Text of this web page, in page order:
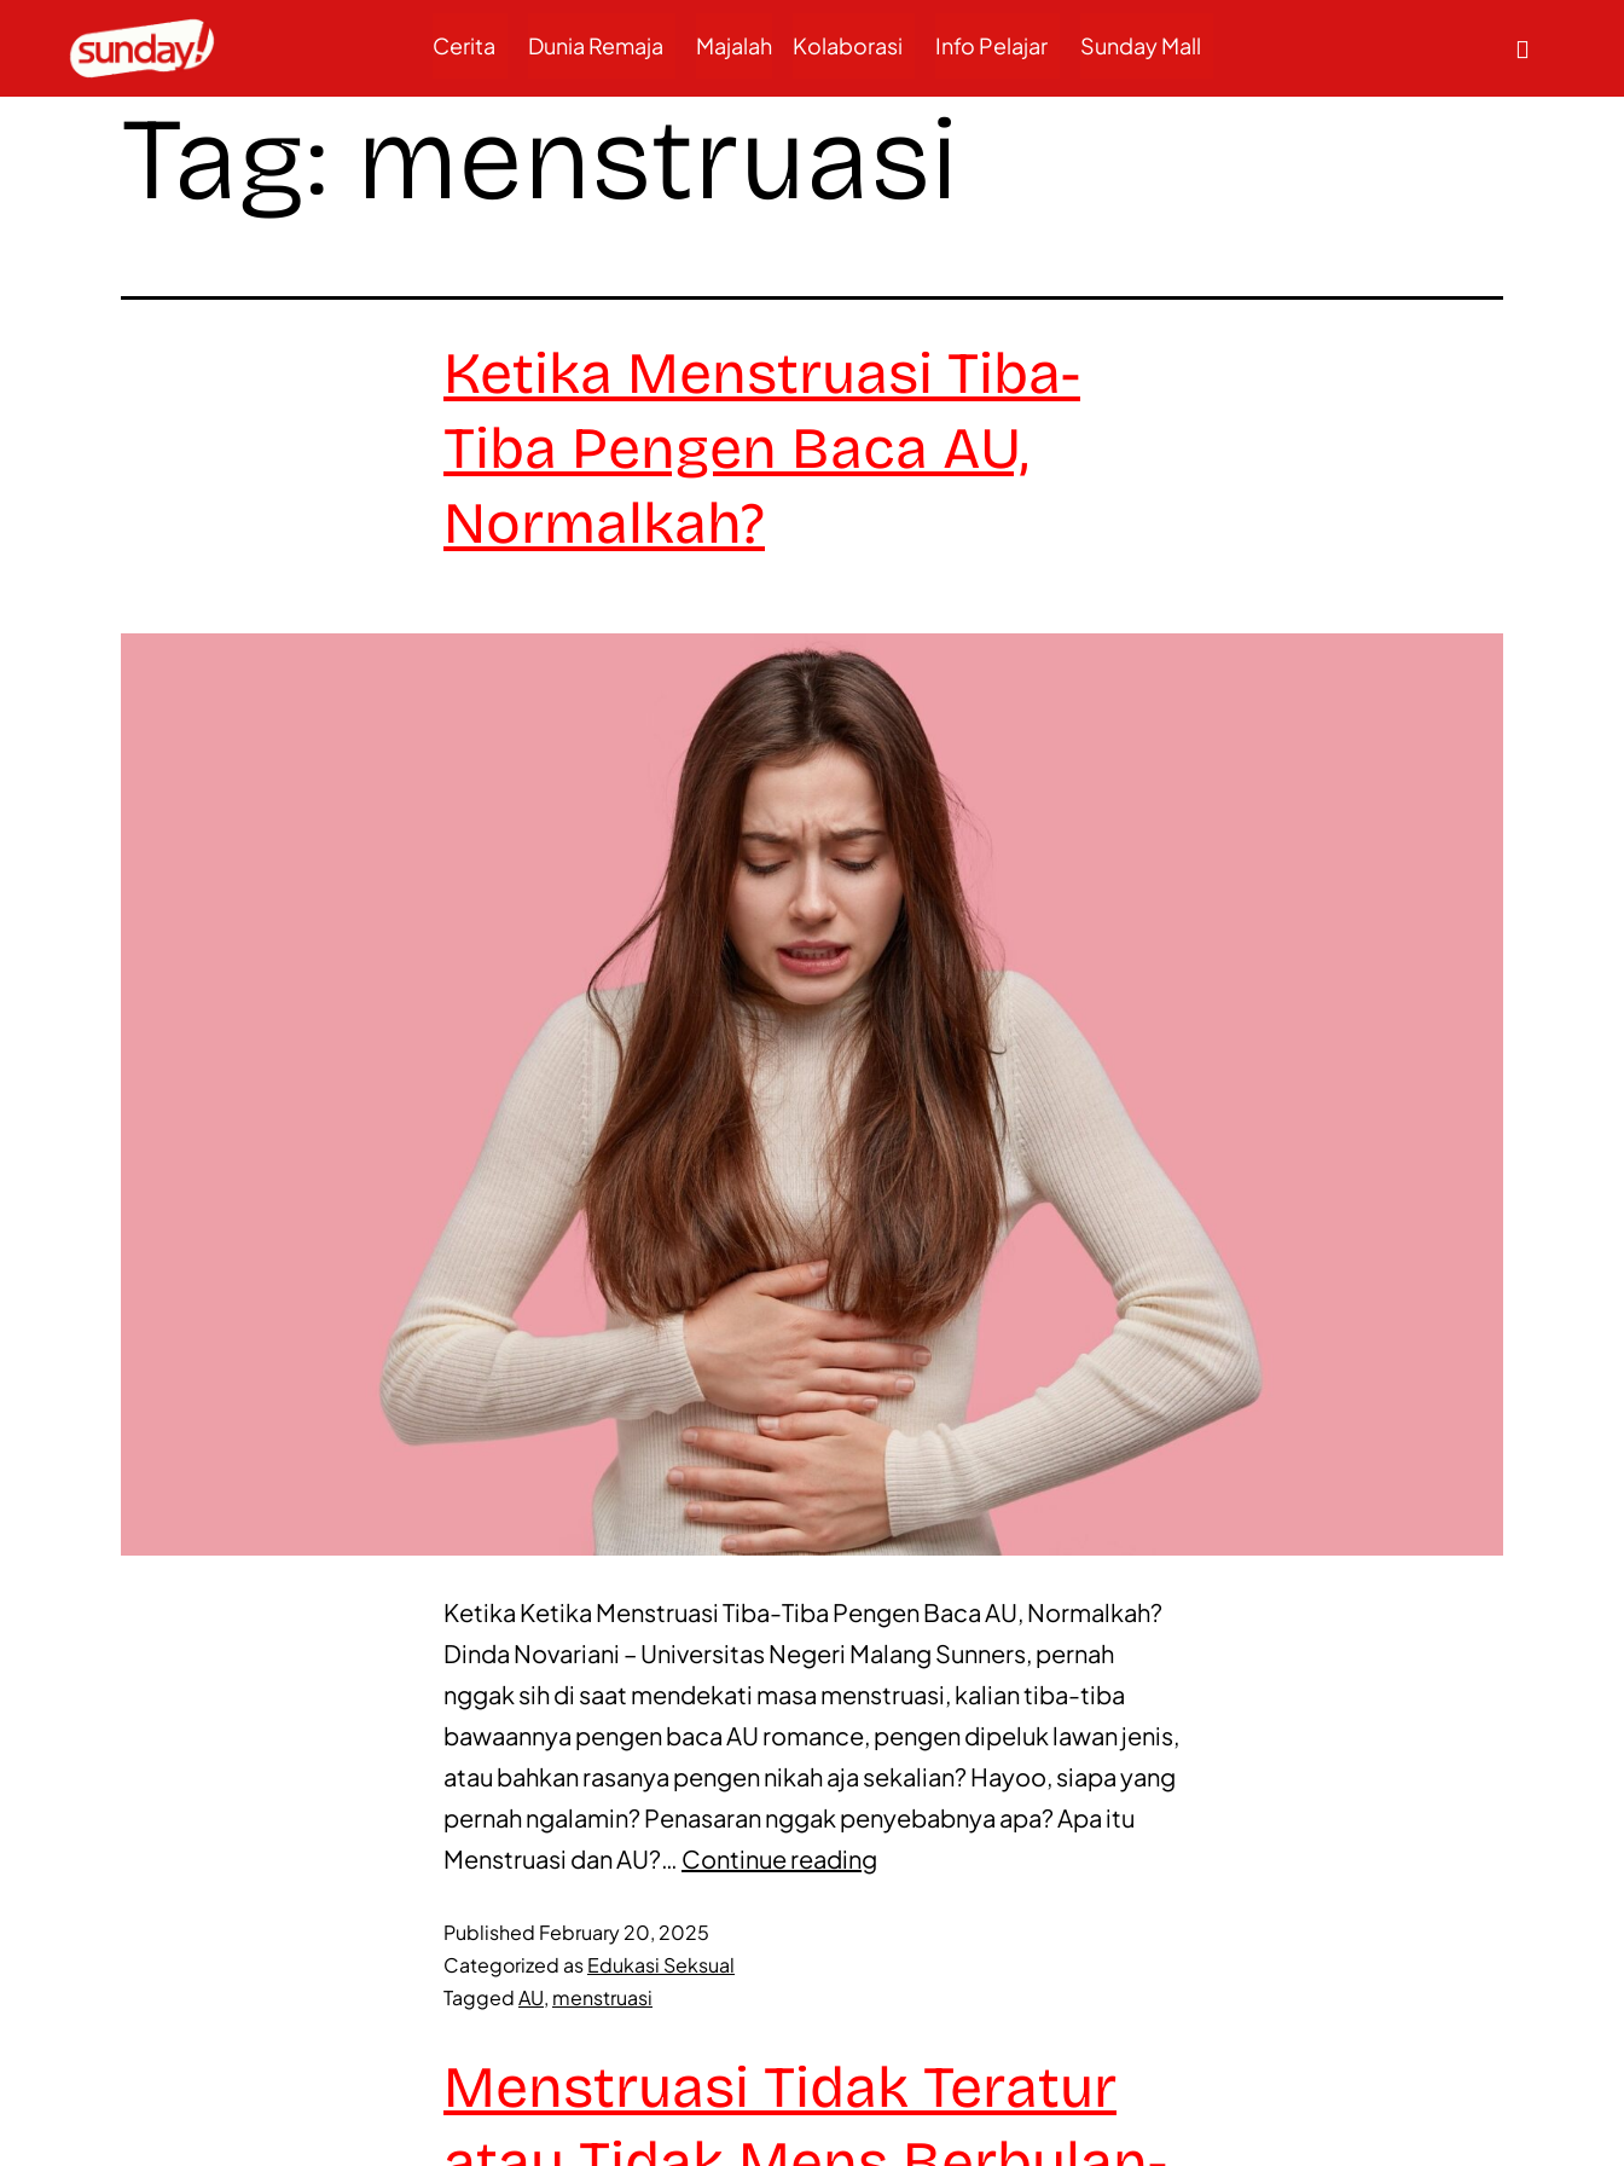
Cerita Dunia Remaja Majalah Kolaborasi Info Pelajar Sunday Mall
Tag: menstruasi
Ketika Menstruasi Tiba-
Tiba Pengen Baca AU,
Normalkah?
Ketika Ketika Menstruasi Tiba-Tiba Pengen Baca AU, Normalkah?
Dinda Novariani – Universitas Negeri Malang Sunners, pernah
nggak sih di saat mendekati masa menstruasi, kalian tiba-tiba
bawaannya pengen baca AU romance, pengen dipeluk lawan jenis,
atau bahkan rasanya pengen nikah aja sekalian? Hayoo, siapa yang
pernah ngalamin? Penasaran nggak penyebabnya apa? Apa itu
Menstruasi dan AU?… Continue reading
Published February 20, 2025
Categorized asEdukasi Seksual
TaggedAU, menstruasi
Menstruasi Tidak Teratur